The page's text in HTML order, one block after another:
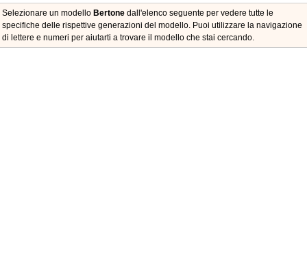
Selezionare un modello Bertone dall'elenco seguente per vedere tutte le
specifiche delle rispettive generazioni del modello. Puoi utilizzare la navigazione
di lettere e numeri per aiutarti a trovare il modello che stai cercando.